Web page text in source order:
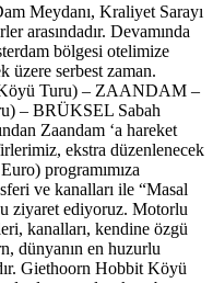
Meydanı, Kraliyet Sarayı
arasındadır. Devamında
bölgesi otelimize
üzere serbest zaman.
Turu) – ZAANDAM –
– BRÜKSEL Sabah
Zaandam ‘a hareket
ekstra düzenlenecek
programımıza
ve kanalları ile “Masal
ziyaret ediyoruz. Motorlu
kanalları, kendine özgü
dünyanın en huzurlu
Giethoorn Hobbit Köyü